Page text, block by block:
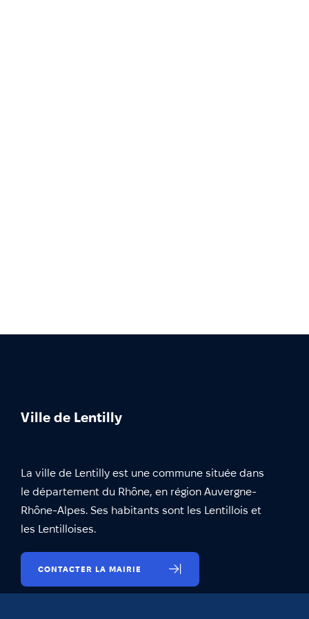
Ville de Lentilly
La ville de Lentilly est une commune située dans
le département du Rhône, en région Auvergne-
Rhône-Alpes. Ses habitants sont les Lentillois et
les Lentilloises.
CONTACTER LA MAIRIE